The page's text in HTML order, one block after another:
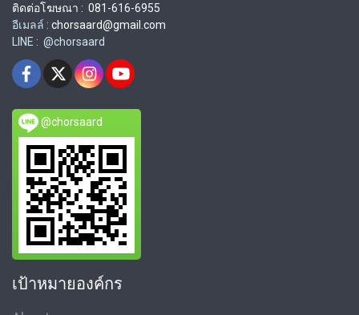
ติดต่อโฆษณา : 081-616-6955
อีเมลล์ : chorsaard@gmail.com
LINE : @chorsaard
@chorsaard
เป้าหมายองค์กร